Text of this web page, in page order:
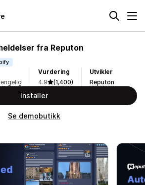
fra Reputon
Vurdering
4.9
(1,400)
Utvikler
Reputon
Installer
Se demobutikk